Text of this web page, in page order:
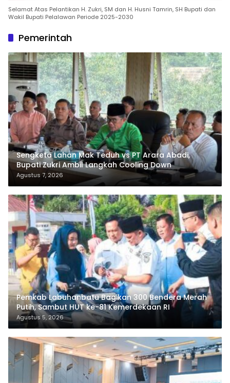
Selamat Atas Pelantikan H. Zukri, SM dan H. Husni Tamrin, SH Bupati dan
Wakil Bupati Pelalawan Periode 2025-2030
Pemerintah
Sengketa Lahan Mak Teduh vs PT Arara Abadi,
Bupati Zukri Ambil Langkah Cooling Down
Agustus 7, 2026
Pemkab Labuhanbatu Bagikan 300 Bendera Merah
Putih, Sambut HUT ke-81 Kemerdekaan RI
Agustus 5, 2026